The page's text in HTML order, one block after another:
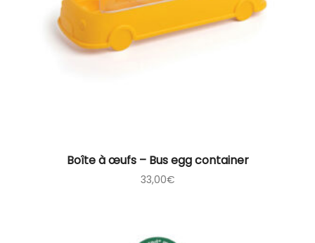
Boîte à œufs – Bus egg container
33,00€